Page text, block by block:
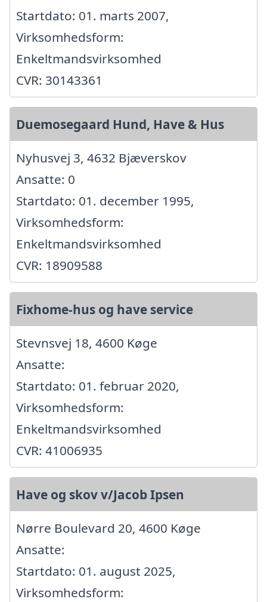
Startdato: 01. marts 2007,
Virksomhedsform:
Enkeltmandsvirksomhed
CVR: 30143361
Duemosegaard Hund, Have & Hus
Nyhusvej 3, 4632 Bjæverskov
Ansatte: 0
Startdato: 01. december 1995,
Virksomhedsform:
Enkeltmandsvirksomhed
CVR: 18909588
Fixhome-hus og have service
Stevnsvej 18, 4600 Køge
Ansatte:
Startdato: 01. februar 2020,
Virksomhedsform:
Enkeltmandsvirksomhed
CVR: 41006935
Have og skov v/Jacob Ipsen
Nørre Boulevard 20, 4600 Køge
Ansatte:
Startdato: 01. august 2025,
Virksomhedsform: